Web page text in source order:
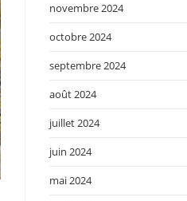
novembre 2024
octobre 2024
septembre 2024
août 2024
juillet 2024
juin 2024
mai 2024